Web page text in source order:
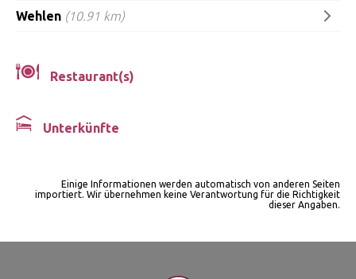
Wehlen (10.91 km)
Restaurant(s)
Unterkünfte
Einige Informationen werden automatisch von anderen Seiten
importiert. Wir übernehmen keine Verantwortung für die Richtigkeit
dieser Angaben.